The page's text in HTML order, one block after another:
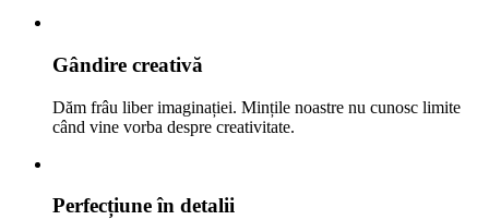
Gândire creativă
Dăm frâu liber imaginației. Mințile noastre nu cunosc limite
când vine vorba despre creativitate.
Perfecțiune în detalii